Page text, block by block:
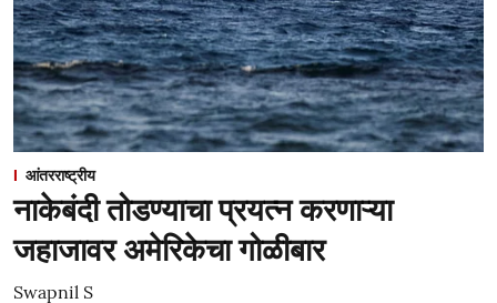
आंतरराष्ट्रीय
नाकेबंदी तोडण्याचा प्रयत्न करणाऱ्या
जहाजावर अमेरिकेचा गोळीबार
Swapnil S